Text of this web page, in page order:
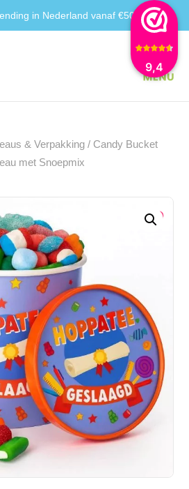
9,4
in Nederland vanaf €50
& Verpakking / Candy Bucket
met Snoepmix